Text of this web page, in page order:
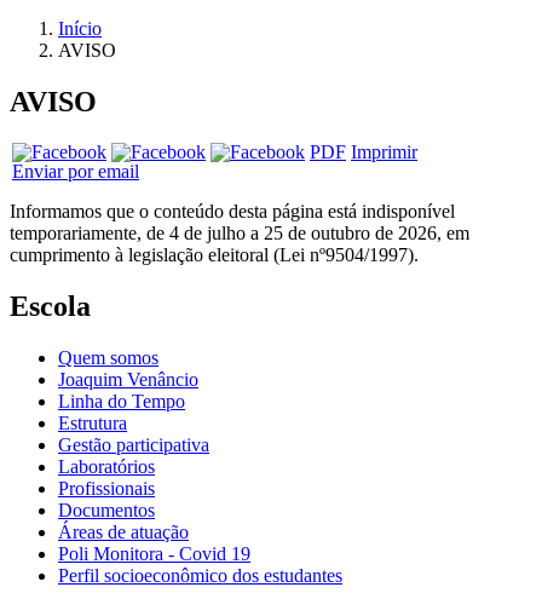
Início
AVISO
AVISO
PDF Imprimir
Enviar por email
Informamos que o conteúdo desta página está indisponível
temporariamente, de 4 de julho a 25 de outubro de 2026, em
cumprimento à legislação eleitoral (Lei nº9504/1997).
Escola
Quem somos
Joaquim Venâncio
Linha do Tempo
Estrutura
Gestão participativa
Laboratórios
Profissionais
Documentos
Áreas de atuação
Poli Monitora - Covid 19
Perfil socioeconômico dos estudantes